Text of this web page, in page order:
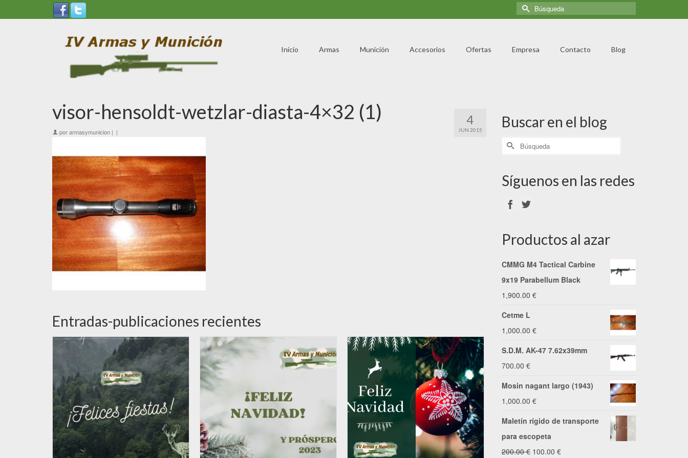
Inicio Armas Munición Accesorios Ofertas Empresa Contacto Blog
4
JUN 2015
visor-hensoldt-wetzlar-diasta-4×32 (1)
porarmasymunicion | |
Entradas-publicaciones recientes
Buscar en el blog
Síguenos en las redes
Productos al azar
CMMG M4 Tactical Carbine
9x19 Parabellum Black
1,900.00 €
Cetme L
1,000.00 €
S.D.M. AK-47 7.62x39mm
700.00 €
Mosin nagant largo (1943)
1,000.00 €
Maletín rígido de transporte
para escopeta
200.00€ El
100.00 €El